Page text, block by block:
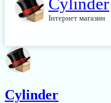
Інтернет магазин
Cylinder